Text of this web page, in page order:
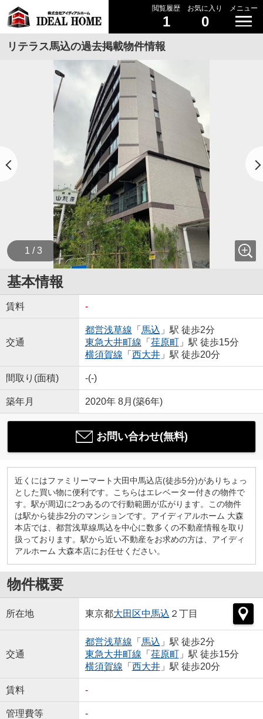
閲覧履歴
1
お気に入り
0
メニュー
リテラス馬込の過去掲載物件情報
1 / 3
基本情報
賃料 -
交通
都営浅草線 「 馬込 」駅 徒歩2分
東急大井町線 「 荏原町」駅 徒歩15分
横須賀線 「 西大井」駅 徒歩20分
間取り(面積) -(-)
築年月 2020年 8月(築6年)
お問い合わせ(無料)
近くにはファミリーマート大田中馬込店(徒歩5分)がありちょっ
とした買い物に便利です。こちらはエレベーター付きの物件で
す。駅が周辺に2つあるので行動範囲が広がります。この物件
は駅から徒歩2分のマンションです。アイディアルホーム 大森
本店では、都営浅草線馬込を中心に数多くの不動産情報を取り
扱っております。駅から近い不動産をお求めの方は、アイディ
アルホーム 大森本店にお任せください。
物件概要
所在地 東京都大田区中馬込 ２丁目
交通
都営浅草線 「 馬込 」駅 徒歩2分
東急大井町線 「 荏原町」駅 徒歩15分
横須賀線 「 西大井」駅 徒歩20分
賃料 -
管理費等 -